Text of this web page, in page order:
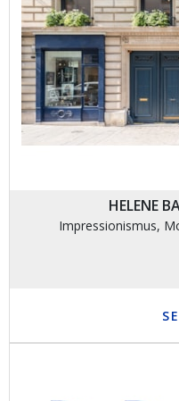
HELENE
Impressionismus,